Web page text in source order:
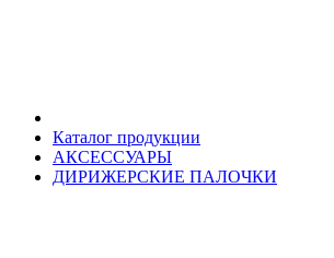
Каталог продукции
АКСЕССУАРЫ
ДИРИЖЕРСКИЕ ПАЛОЧКИ